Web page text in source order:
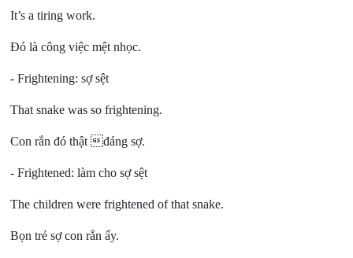
It’s a tiring work.
Đó là công việc mệt nhọc.
- Frightening: sợ sệt
That snake was so frightening.
Con rắn đó thật đáng sợ.
- Frightened: làm cho sợ sệt
The children were frightened of that snake.
Bọn trẻ sợ con rắn ấy.